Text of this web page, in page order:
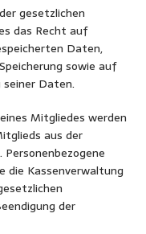
gesetzlichen
das Recht auf
Daten,
sowie auf
seiner Daten.
Mitgliedes werden
aus der
die Kassenverwaltung
der